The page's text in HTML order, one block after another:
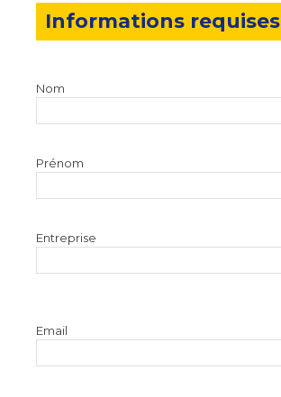
Informations requises
Nom
Prénom
Entreprise
Email